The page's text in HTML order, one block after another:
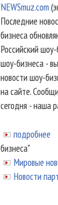
NEWSmuz.com
Последние
бизнеса
Российский
шоу-бизнеса -
новости шоу-
на сайте.
сегодня - наша
подробнее
бизнеса"
Мировые
Новости